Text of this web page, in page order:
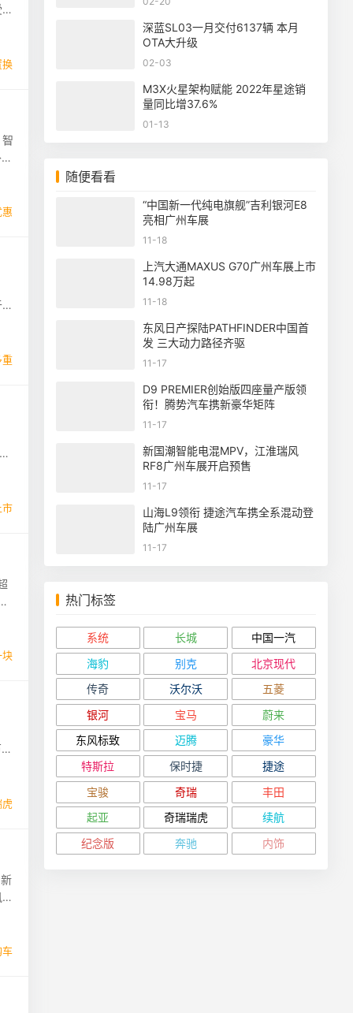
换
重
市
块
车
深蓝SL03一月交付6137辆 本月
OTA大升级
02-03
M3X火星架构赋能 2022年星途销
量同比增37.6%
01-13
随便看看
“中国新一代纯电旗舰”吉利银河E8
亮相广州车展
11-18
上汽大通MAXUS G70广州车展上市
14.98万起
11-18
东风日产探陆PATHFINDER中国首
发 三大动力路径齐驱
11-17
D9 PREMIER创始版四座量产版领
衔！腾势汽车携新豪华矩阵
11-17
新国潮智能电混MPV，江淮瑞风
RF8广州车展开启预售
11-17
山海L9领衔 捷途汽车携全系混动登
陆广州车展
11-17
热门标签
系统 长城
中国一汽
海豹
别克
北京现代
传奇
沃尔沃
五菱
银河
宝马
蔚来
东风标致
迈腾
豪华
特斯拉
保时捷
捷途
宝骏
奇瑞
丰田
起亚
奇瑞瑞虎
续航
纪念版
奔驰 内饰